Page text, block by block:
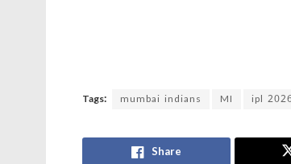
Tags: mumbai indians MI ipl
Share